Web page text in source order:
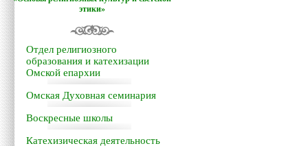
этики»
Отдел религиозного
образования и катехизации
Омской епархии
Омская Духовная семинария
Воскресные школы
Катехизическая деятельность